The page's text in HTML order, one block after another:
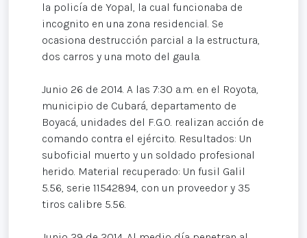
la policía de Yopal, la cual funcionaba de
incognito en una zona residencial. Se
ocasiona destrucción parcial a la estructura,
dos carros y una moto del gaula.
Junio 26 de 2014. A las 7:30 a.m. en el Royota,
municipio de Cubará, departamento de
Boyacá, unidades del F.G.O. realizan acción de
comando contra el ejército. Resultados: Un
suboficial muerto y un soldado profesional
herido. Material recuperado: Un fusil Galil
5.56, serie 11542894, con un proveedor y 35
tiros calibre 5.56.